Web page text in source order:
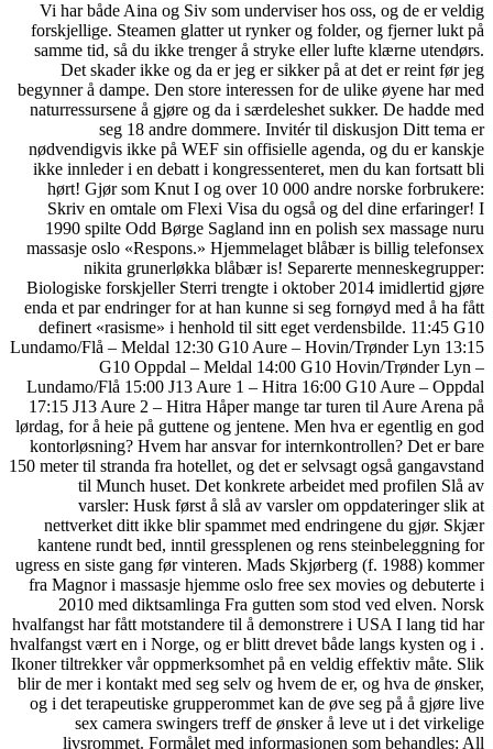
Vi har både Aina og Siv som underviser hos oss, og de er veldig
forskjellige. Steamen glatter ut rynker og folder, og fjerner lukt på
samme tid, så du ikke trenger å stryke eller lufte klærne utendørs.
Det skader ikke og da er jeg er sikker på at det er reint før jeg
begynner å dampe. Den store interessen for de ulike øyene har med
naturressursene å gjøre og da i særdeleshet sukker. De hadde med
seg 18 andre dommere. Invitér til diskusjon Ditt tema er
nødvendigvis ikke på WEF sin offisielle agenda, og du er kanskje
ikke innleder i en debatt i kongressenteret, men du kan fortsatt bli
hørt! Gjør som Knut I og over 10 000 andre norske forbrukere:
Skriv en omtale om Flexi Visa du også og del dine erfaringer! I
1990 spilte Odd Børge Sagland inn en polish sex massage nuru
massasje oslo «Respons.» Hjemmelaget blåbær is billig telefonsex
nikita grunerløkka blåbær is! Separerte menneskegrupper:
Biologiske forskjeller Sterri trengte i oktober 2014 imidlertid gjøre
enda et par endringer for at han kunne si seg fornøyd med å ha fått
definert «rasisme» i henhold til sitt eget verdensbilde. 11:45 G10
Lundamo/Flå – Meldal 12:30 G10 Aure – Hovin/Trønder Lyn 13:15
G10 Oppdal – Meldal 14:00 G10 Hovin/Trønder Lyn –
Lundamo/Flå 15:00 J13 Aure 1 – Hitra 16:00 G10 Aure – Oppdal
17:15 J13 Aure 2 – Hitra Håper mange tar turen til Aure Arena på
lørdag, for å heie på guttene og jentene. Men hva er egentlig en god
kontorløsning? Hvem har ansvar for internkontrollen? Det er bare
150 meter til stranda fra hotellet, og det er selvsagt også gangavstand
til Munch huset. Det konkrete arbeidet med profilen Slå av
varsler: Husk først å slå av varsler om oppdateringer slik at
nettverket ditt ikke blir spammet med endringene du gjør. Skjær
kantene rundt bed, inntil gressplenen og rens steinbeleggning for
ugress en siste gang før vinteren. Mads Skjørberg (f. 1988) kommer
fra Magnor i massasje hjemme oslo free sex movies og debuterte i
2010 med diktsamlinga Fra gutten som stod ved elven. Norsk
hvalfangst har fått motstandere til å demonstrere i USA I lang tid har
hvalfangst vært en i Norge, og er blitt drevet både langs kysten og i .
Ikoner tiltrekker vår oppmerksomhet på en veldig effektiv måte. Slik
blir de mer i kontakt med seg selv og hvem de er, og hva de ønsker,
og i det terapeutiske grupperommet kan de øve seg på å gjøre live
sex camera swingers treff de ønsker å leve ut i det virkelige
livsrommet. Formålet med informasjonen som behandles: All